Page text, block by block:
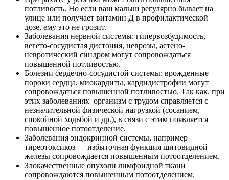
потливость. Но если ваш малыш регулярно бывает на
улице или получает витамин Д в профилактической
дозе, ему это не грозит.
Заболевания нервной системы: гипервозбудимость,
вегето-сосудистая дистония, неврозы, астено-
невротический синдром могут сопровождаться
повышенной потливостью.
Болезни сердечно-сосудистой системы: врожденные
пороки сердца, миокардиты, кардидистрофии могут
сопровождаться повышенной потливостью. Так как. при
этих заболеваниях организм с трудом справляется с
незначительной физической нагрузкой (сосанием,
спокойной ходьбой и др.), в связи с этим появляется
повышенное потоотделение.
Заболевания эндокринной системы, например
тиреотоксикоз — избыточная функция щитовидной
железы сопровождается повышенным потоотделением.
Злокачественные опухоли лимфоидной ткани
сопровождаются повышенным потоотделением.